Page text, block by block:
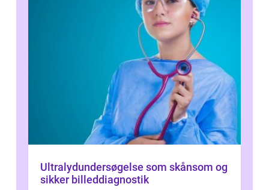
Ultralydundersøgelse som skånsom og
sikker billeddiagnostik